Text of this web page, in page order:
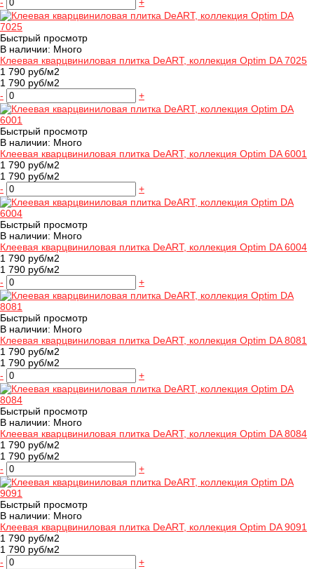
Быстрый просмотр
В наличии: Много
Клеевая кварцвиниловая плитка DeART, коллекция Optim DA 7025
1 790 руб/м2
1 790 руб/м2
-
+
Быстрый просмотр
В наличии: Много
Клеевая кварцвиниловая плитка DeART, коллекция Optim DA 6001
1 790 руб/м2
1 790 руб/м2
-
+
Быстрый просмотр
В наличии: Много
Клеевая кварцвиниловая плитка DeART, коллекция Optim DA 6004
1 790 руб/м2
1 790 руб/м2
-
+
Быстрый просмотр
В наличии: Много
Клеевая кварцвиниловая плитка DeART, коллекция Optim DA 8081
1 790 руб/м2
1 790 руб/м2
-
+
Быстрый просмотр
В наличии: Много
Клеевая кварцвиниловая плитка DeART, коллекция Optim DA 8084
1 790 руб/м2
1 790 руб/м2
-
+
Быстрый просмотр
В наличии: Много
Клеевая кварцвиниловая плитка DeART, коллекция Optim DA 9091
1 790 руб/м2
1 790 руб/м2
-
+